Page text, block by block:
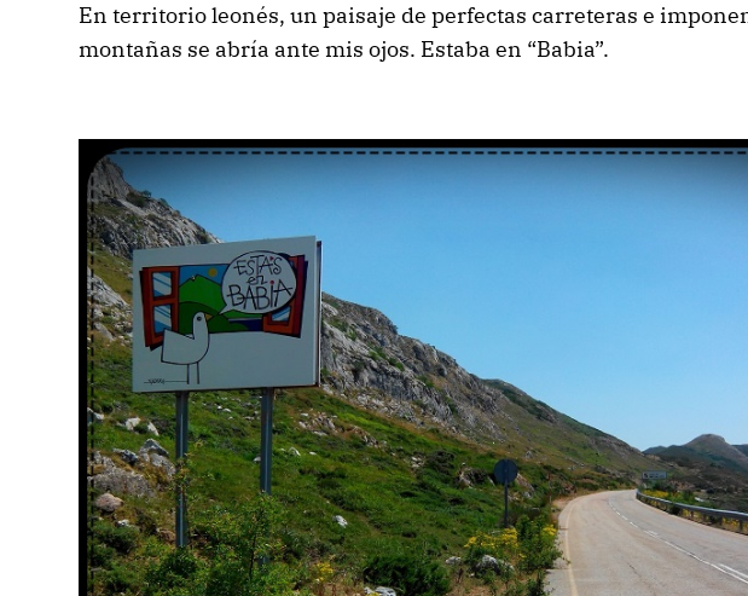
En territorio leonés, un paisaje de perfectas carreteras e
montañas se abría ante mis ojos. Estaba en “Babia”.